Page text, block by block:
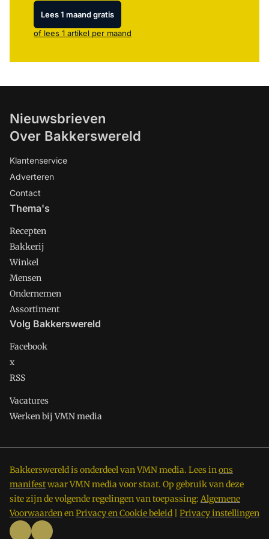
Lees 1 maand gratis
of lees 1 artikel per maand
Nieuwsbrieven
Over Bakkerswereld
Klantenservice
Adverteren
Contact
Thema's
Recepten
Bakkerij
Winkel
Mensen
Ondernemen
Assortiment
Volg Bakkerswereld
Facebook
x
RSS
Vacatures
Werken bij VMN media
Bakkerswereld is onderdeel van VMN media. Lees inons
manifestwaar VMN media voor staat. Op gebruik van deze
site zijn de volgende regelingen van toepassing: Algemene
VoorwaardenenPrivacy en Cookie beleid Privacy instellingen